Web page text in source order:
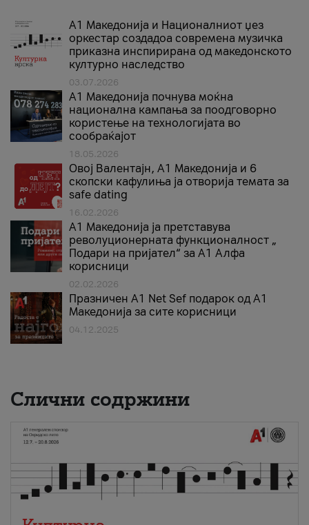
А1 Македонија и Националниот џез
оркестар создадоа современа музичка
приказна инспирирана од македонското
културно наследство
03.07.2026
A1 Македонија почнува моќна
национална кампања за поодговорно
користење на технологијата во
сообраќајот
18.05.2026
Овој Валентајн, A1 Македонија и 6
скопски кафулиња ја отворија темата за
safe dating
16.02.2026
А1 Македонија ја претставува
револуционерната функционалност „
Подари на пријател“ за А1 Алфа
корисници
02.02.2026
Празничен A1 Net Sеf подарок од А1
Македонија за сите корисници
04.12.2025
Слични содржини